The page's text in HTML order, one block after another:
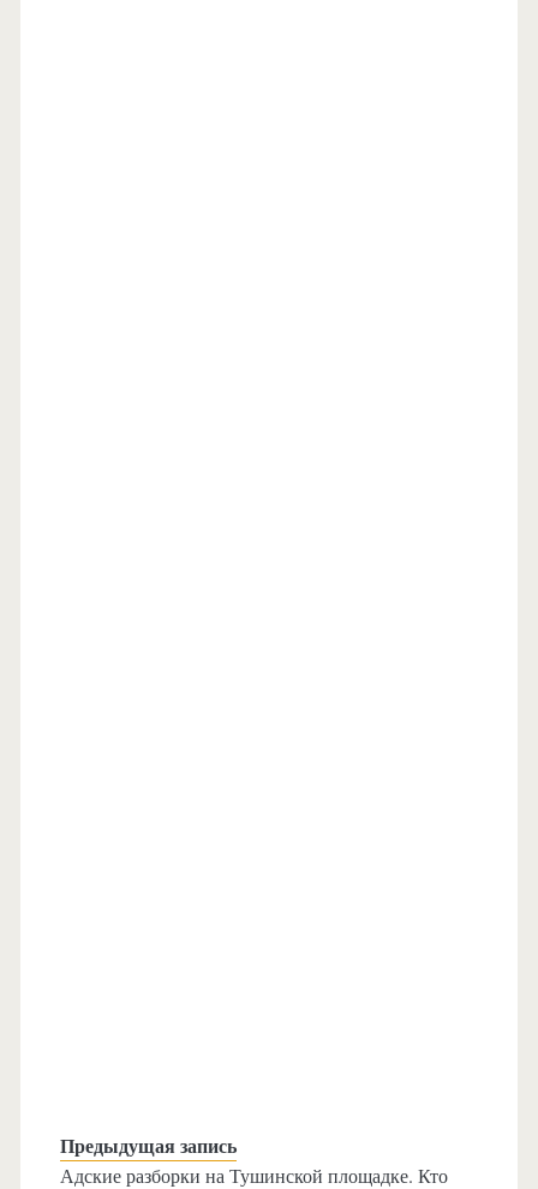
Предыдущая запись
Адские разборки на Тушинской площадке. Кто